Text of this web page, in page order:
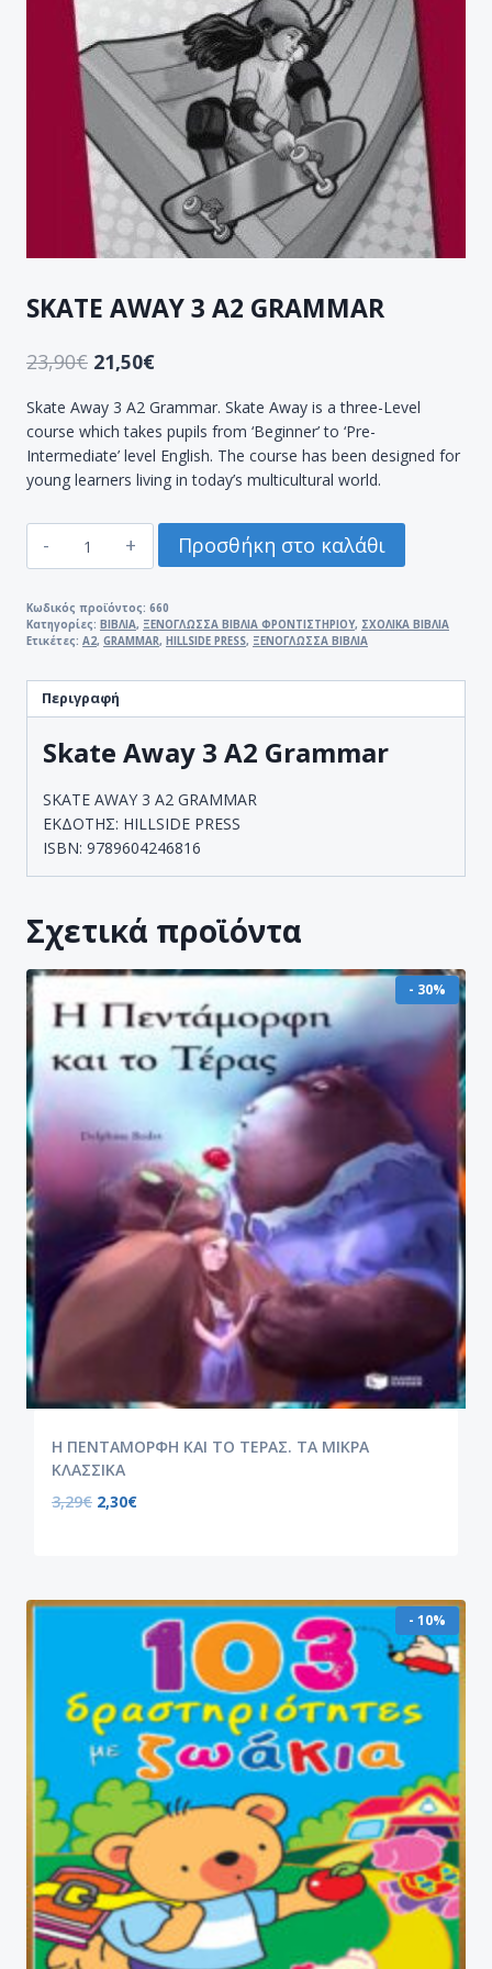
SKATE AWAY 3 A2 GRAMMAR
23,90€ 21,50€
Skate Away 3 A2 Grammar. Skate Away is a three-Level
course which takes pupils from ‘Beginner’ to ‘Pre-
Intermediate’ level English. The course has been designed for
young learners living in today’s multicultural world.
AWAY
A2
GRAMMAR
Προσθήκη στο καλάθι
Κωδικός προϊόντος: 660
Κατηγορίες: ΒΙΒΛΙΑ, ΞΕΝΟΓΛΩΣΣΑ ΒΙΒΛΙΑ ΦΡΟΝΤΙΣΤΗΡΙΟΥ, ΣΧΟΛΙΚΑ ΒΙΒΛΙΑ
Ετικέτες: A2, GRAMMAR, HILLSIDE PRESS, ΞΕΝΟΓΛΩΣΣΑ ΒΙΒΛΙΑ
Περιγραφή
Skate Away 3 A2 Grammar
SKATE AWAY 3 A2 GRAMMAR
ΕΚΔΟΤΗΣ: HILLSIDE PRESS
ISBN: 9789604246816
Σχετικά προϊόντα
- 30%
Η ΠΕΝΤΑΜΟΡΦΗ ΚΑΙ ΤΟ ΤΕΡΑΣ. ΤΑ ΜΙΚΡΑ
ΚΛΑΣΣΙΚΑ
3,29€ 2,30€
- 10%